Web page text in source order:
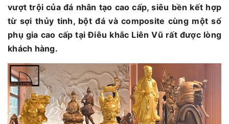
vượt trội của đá nhân tạo cao cấp, siêu bền kết hợp
từ sợi thủy tinh, bột đá và composite cùng một số
phụ gia cao cấp tại Điêu khắc Liên Vũ rất được lòng
khách hàng.